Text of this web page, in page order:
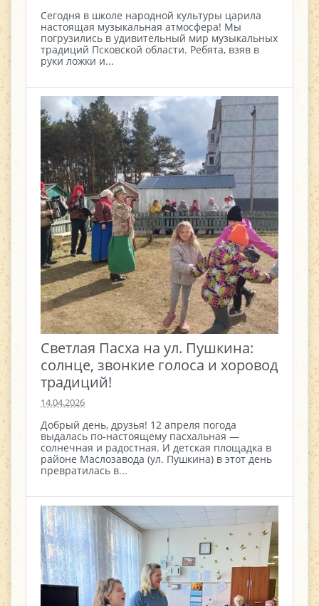
Сегодня в школе народной культуры царила
настоящая музыкальная атмосфера! Мы
погрузились в удивительный мир музыкальных
традиций Псковской области. Ребята, взяв в
руки ложки и...
Светлая Пасха на ул. Пушкина:
солнце, звонкие голоса и хоровод
традиций!
14.04.2026
Добрый день, друзья! 12 апреля погода
выдалась по-настоящему пасхальная —
солнечная и радостная. И детская площадка в
районе Маслозавода (ул. Пушкина) в этот день
превратилась в...